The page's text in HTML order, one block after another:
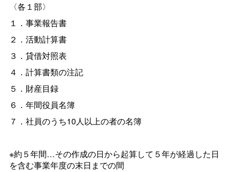
〈各１部〉
１．事業報告書
２．活動計算書
３．貸借対照表
４．計算書類の注記
５．財産目録
６．年間役員名簿
７．社員のうち10人以上の者の名簿
※約５年間…その作成の日から起算して５年が経過した日
を含む事業年度の末日までの間